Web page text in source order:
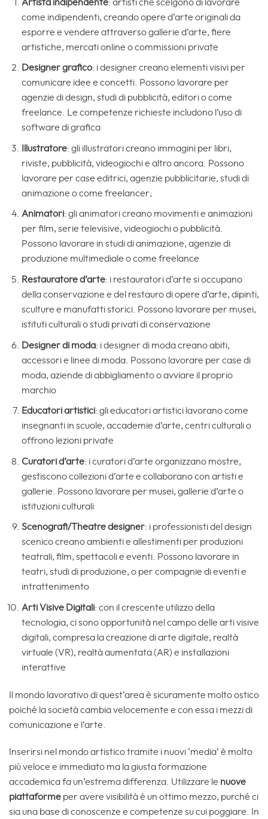
Artista indipendente: artisti che scelgono di lavorare
come indipendenti, creando opere d’arte originali da
esporre e vendere attraverso gallerie d’arte, fiere
artistiche, mercati online o commissioni private
Designer grafico: i designer creano elementi visivi per
comunicare idee e concetti. Possono lavorare per
agenzie di design, studi di pubblicità, editori o come
freelance. Le competenze richieste includono l’uso di
software di grafica
Illustratore: gli illustratori creano immagini per libri,
riviste, pubblicità, videogiochi e altro ancora. Possono
lavorare per case editrici, agenzie pubblicitarie, studi di
animazione o come freelancer;
Animatori: gli animatori creano movimenti e animazioni
per film, serie televisive, videogiochi o pubblicità.
Possono lavorare in studi di animazione, agenzie di
produzione multimediale o come freelance
Restauratore d’arte: i restauratori d’arte si occupano
della conservazione e del restauro di opere d’arte, dipinti,
sculture e manufatti storici. Possono lavorare per musei,
istituti culturali o studi privati di conservazione
Designer di moda: i designer di moda creano abiti,
accessori e linee di moda. Possono lavorare per case di
moda, aziende di abbigliamento o avviare il proprio
marchio
Educatori artistici: gli educatori artistici lavorano come
insegnanti in scuole, accademie d’arte, centri culturali o
offrono lezioni private
Curatori d’arte: i curatori d’arte organizzano mostre,
gestiscono collezioni d’arte e collaborano con artisti e
gallerie. Possono lavorare per musei, gallerie d’arte o
istituzioni culturali
Scenografi/Theatre designer: i professionisti del design
scenico creano ambienti e allestimenti per produzioni
teatrali, film, spettacoli e eventi. Possono lavorare in
teatri, studi di produzione, o per compagnie di eventi e
intrattenimento
Arti Visive Digitali: con il crescente utilizzo della
tecnologia, ci sono opportunità nel campo delle arti visive
digitali, compresa la creazione di arte digitale, realtà
virtuale (VR), realtà aumentata (AR) e installazioni
interattive
Il mondo lavorativo di quest’area è sicuramente molto ostico
poiché la società cambia velocemente e con essa i mezzi di
comunicazione e l’arte.
Inserirsi nel mondo artistico tramite i nuovi ‘media’ è molto
più veloce e immediato ma la giusta formazione
accademica fa un’estrema differenza. Utilizzare le nuove
piattaforme per avere visibilità è un ottimo mezzo, purché ci
sia una base di conoscenze e competenze su cui poggiare. In